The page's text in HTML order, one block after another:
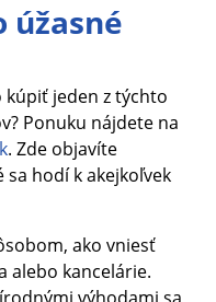
úžasné
kúpiť jeden z týchto
Ponuku nájdete na
. Zde objavíte
hodí k akejkoľvek
ako vniesť
alebo kancelárie.